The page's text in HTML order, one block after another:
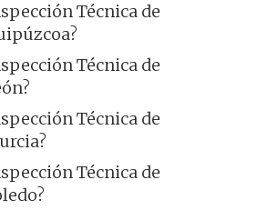
Técnica de
Técnica de
Técnica de
Técnica de